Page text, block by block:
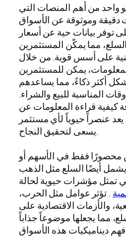
واحد من أهم المنصات التي
دقيقة وموثوقة عن الأسواق
توفر بيانات حية عن أسعار
مما يمكّن المستثمرين
على أسس قوية. من خلال
يمكن للمستثمرين
أكثر ذكاءً، مما يساعدهم
المناسبة للبيع والشراء.
كيفية قراءة المعلومات عن
يعد عنصراً حيوياً لأي مستثمر
يسعى لتحقيق النجاح.
محصورًا فقط في الأسهم أو
أيضًا السلع مثل الذهب
تمثل مؤشرات حيوية لحالة
. تؤثر عوامل مثل الحرب،
والأزمات الاقتصادية على
مما يجعلها موضوعاً جذاباً
ديناميكيات هذه الأسواق